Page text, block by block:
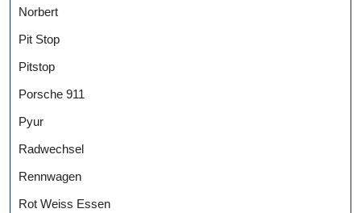
Norbert
Pit Stop
Pitstop
Porsche 911
Pyur
Radwechsel
Rennwagen
Rot Weiss Essen